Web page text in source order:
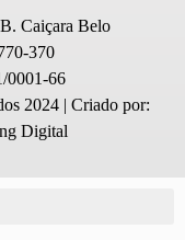
Caiçara Belo
370
0001-66
2024 | Criado por:
Digital